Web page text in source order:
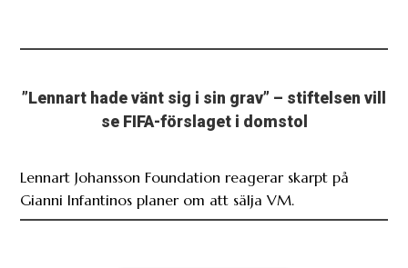
”Lennart hade vänt sig i sin grav” – stiftelsen vill
se FIFA-förslaget i domstol
Lennart Johansson Foundation reagerar skarpt på
Gianni Infantinos planer om att sälja VM.